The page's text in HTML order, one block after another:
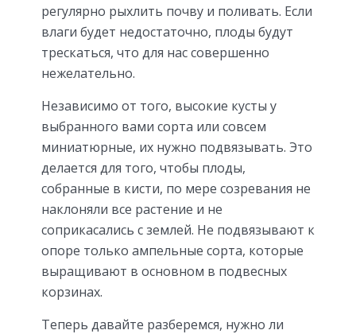
регулярно рыхлить почву и поливать. Если
влаги будет недостаточно, плоды будут
трескаться, что для нас совершенно
нежелательно.
Независимо от того, высокие кусты у
выбранного вами сорта или совсем
миниатюрные, их нужно подвязывать. Это
делается для того, чтобы плоды,
собранные в кисти, по мере созревания не
наклоняли все растение и не
соприкасались с землей. Не подвязывают к
опоре только ампельные сорта, которые
выращивают в основном в подвесных
корзинах.
Теперь давайте разберемся, нужно ли